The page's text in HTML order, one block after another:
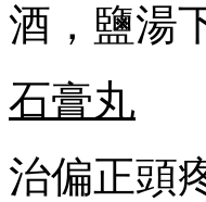
酒，鹽湯
石膏丸
治偏正頭